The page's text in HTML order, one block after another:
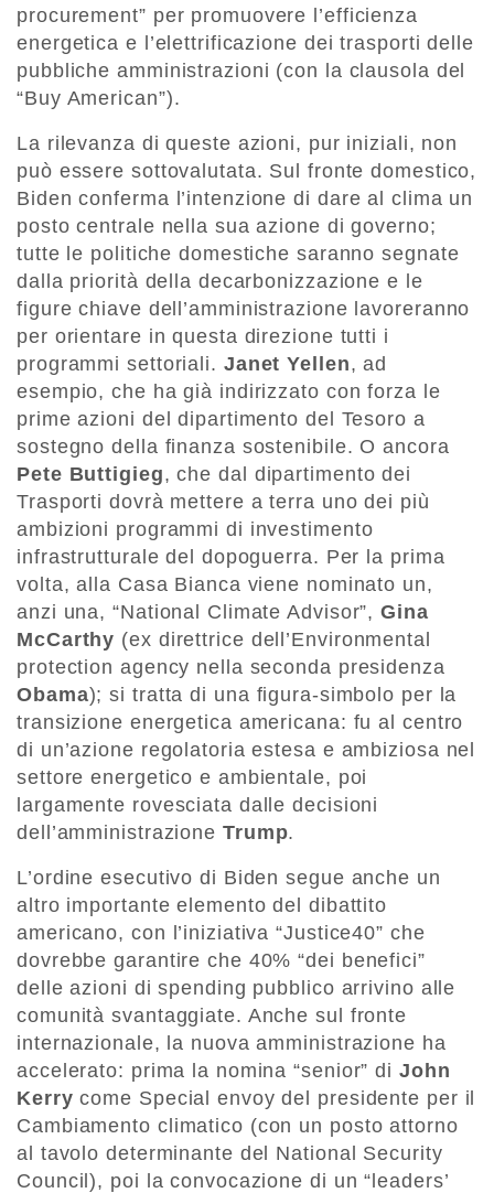
procurement” per promuovere l’efficienza
energetica e l’elettrificazione dei trasporti delle
pubbliche amministrazioni (con la clausola del
“Buy American”).
La rilevanza di queste azioni, pur iniziali, non
può essere sottovalutata. Sul fronte domestico,
Biden conferma l’intenzione di dare al clima un
posto centrale nella sua azione di governo;
tutte le politiche domestiche saranno segnate
dalla priorità della decarbonizzazione e le
figure chiave dell’amministrazione lavoreranno
per orientare in questa direzione tutti i
programmi settoriali. Janet Yellen, ad
esempio, che ha già indirizzato con forza le
prime azioni del dipartimento del Tesoro a
sostegno della finanza sostenibile. O ancora
Pete Buttigieg, che dal dipartimento dei
Trasporti dovrà mettere a terra uno dei più
ambizioni programmi di investimento
infrastrutturale del dopoguerra. Per la prima
volta, alla Casa Bianca viene nominato un,
anzi una, “National Climate Advisor”,Gina
McCarthy (ex direttrice dell’Environmental
protection agency nella seconda presidenza
Obama); si tratta di una figura-simbolo per la
transizione energetica americana: fu al centro
di un’azione regolatoria estesa e ambiziosa nel
settore energetico e ambientale, poi
largamente rovesciata dalle decisioni
dell’amministrazione Trump.
L’ordine esecutivo di Biden segue anche un
altro importante elemento del dibattito
americano, con l’iniziativa “Justice40” che
dovrebbe garantire che 40% “dei benefici”
delle azioni di spending pubblico arrivino alle
comunità svantaggiate. Anche sul fronte
internazionale, la nuova amministrazione ha
accelerato: prima la nomina “senior” di John
Kerry come Special envoy del presidente per il
Cambiamento climatico (con un posto attorno
al tavolo determinante del National Security
Council), poi la convocazione di un “leaders’